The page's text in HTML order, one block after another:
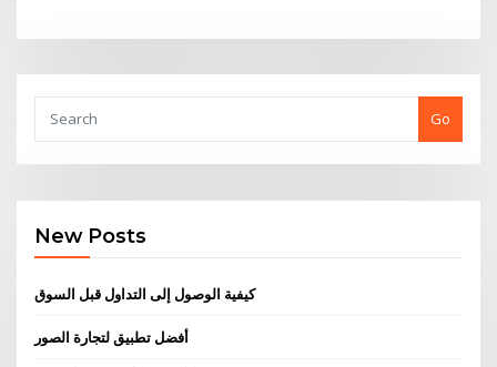
Go
New Posts
كيفية الوصول إلى التداول قبل السوق
أفضل تطبيق لتجارة الصور